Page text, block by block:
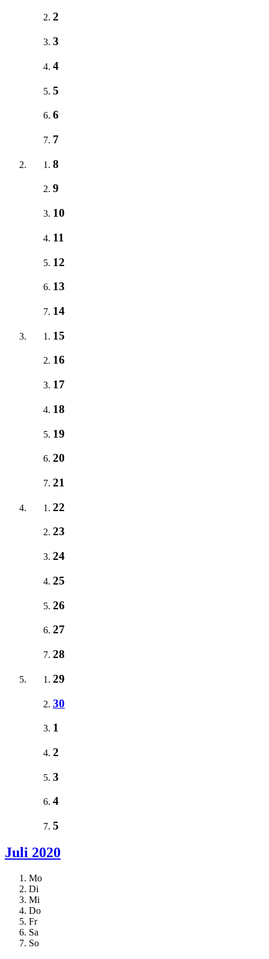
2
3
4
5
6
7
8
9
10
11
12
13
14
15
16
17
18
19
20
21
22
23
24
25
26
27
28
29
30
1
2
3
4
5
Juli 2020
Mo
Di
Mi
Do
Fr
Sa
So